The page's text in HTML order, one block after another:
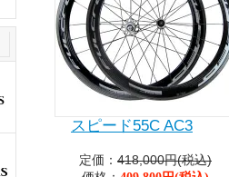
スピード55C AC3
定価： 418,000円(税込)